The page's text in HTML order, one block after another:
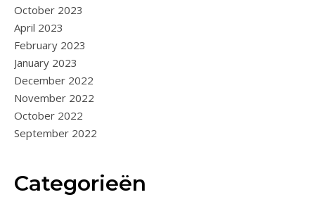
October 2023
April 2023
February 2023
January 2023
December 2022
November 2022
October 2022
September 2022
Categorieën